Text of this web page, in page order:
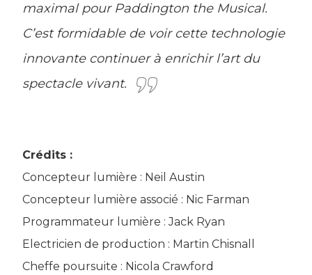
maximal pour Paddington the Musical.
C’est formidable de voir cette technologie
innovante continuer à enrichir l’art du
spectacle vivant.
Crédits :
Concepteur lumière : Neil Austin
Concepteur lumière associé : Nic Farman
Programmateur lumière : Jack Ryan
Electricien de production : Martin Chisnall
Cheffe poursuite : Nicola Crawford